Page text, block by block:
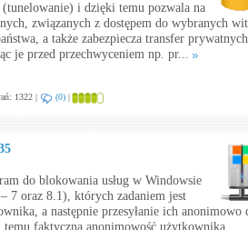
(tunelowanie) i dzięki temu pozwala na
związanych z dostępem do wybranych
a także zabezpiecza transfer prywatnych
je przed przechwyceniem np. pr...
1322 | (0) |
do blokowania usług w Windowsie
7 oraz 8.1), których zadaniem jest
a następnie przesyłanie ich anonimowo
faktyczną anonimowość użytkownika,